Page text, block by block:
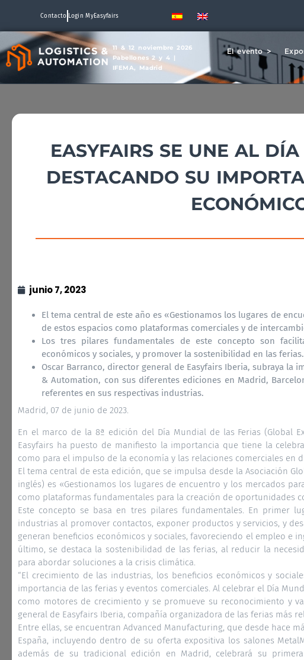
Contacto Login MyEasyfairs
11 & 12 noviembre 2026
Pabellones 2 y 4 |
IFEMA, Madrid
El evento >
EASYFAIRS SE UNE AL
DESTACANDO SU
junio 7, 2023
El tema central de este año es «Gestionamos los lugares de
de estos espacios como plataformas comerciales y de
Los tres pilares fundamentales de este concepto son
económicos y sociales, y promover la sostenibilidad en las ferias.
Oscar Barranco, director general de Easyfairs Iberia, subraya la
& Automation, con sus diferentes ediciones en Madrid,
referentes en sus respectivas industrias.
Madrid, 07 de junio de 2023.
En el marco de la 8ª edición del Día Mundial de las Ferias (Global
Easyfairs ha puesto de manifiesto la importancia que tiene la
como para el impulso de la economía y las relaciones comerciales en
El tema central de esta edición, que se impulsa desde la Asociación
inglés) es «Gestionamos los lugares de encuentro y los mercados
como plataformas fundamentales para la creación de oportunidades
Este concepto se basa en tres pilares fundamentales. En primer
industrias al promover contactos, exponer productos y servicios, y
generan beneficios económicos y sociales, favoreciendo el empleo e
último, se destaca la sostenibilidad de las ferias, al reducir la
para abordar soluciones a la crisis climática.
“El crecimiento de las industrias, los beneficios económicos y
importancia de las ferias y eventos comerciales. Al celebrar el Día
como motores de crecimiento y se promueve su reconocimiento y
general de Easyfairs Iberia, compañía organizadora de las ferias más
Entre ellas, se encuentran Advanced Manufacturing, que desde hace
España, incluyendo dentro de su oferta expositiva los salones
además de su tradicional edición en Madrid, celebrará su